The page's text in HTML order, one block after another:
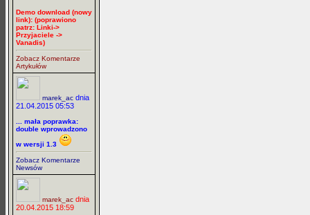
Demo download (nowy
link): (poprawiono
patrz: Linki->
Przyjaciele ->
Vanadis)
Zobacz Komentarze
Artykułów
marek_ac dnia
21.04.2015 05:53
... mała poprawka:
double wprowadzono
w wersji 1.3
Zobacz Komentarze
Newsów
marek_ac dnia
20.04.2015 18:59